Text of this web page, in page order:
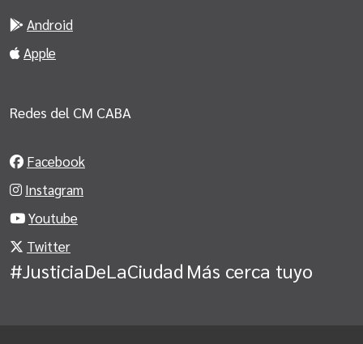
Android
Apple
Redes del CM CABA
Facebook
Instagram
Youtube
Twitter
#JusticiaDeLaCiudad Más cerca tuyo